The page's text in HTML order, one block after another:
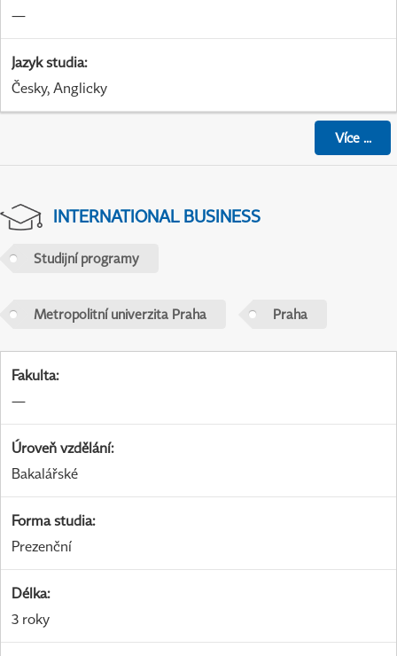
—
Jazyk studia:
Česky, Anglicky
Více...
INTERNATIONAL BUSINESS
Studijní programy
Metropolitní univerzita Praha Praha
Fakulta:
—
Úroveň vzdělání:
Bakalářské
Forma studia:
Prezenční
Délka:
3 roky